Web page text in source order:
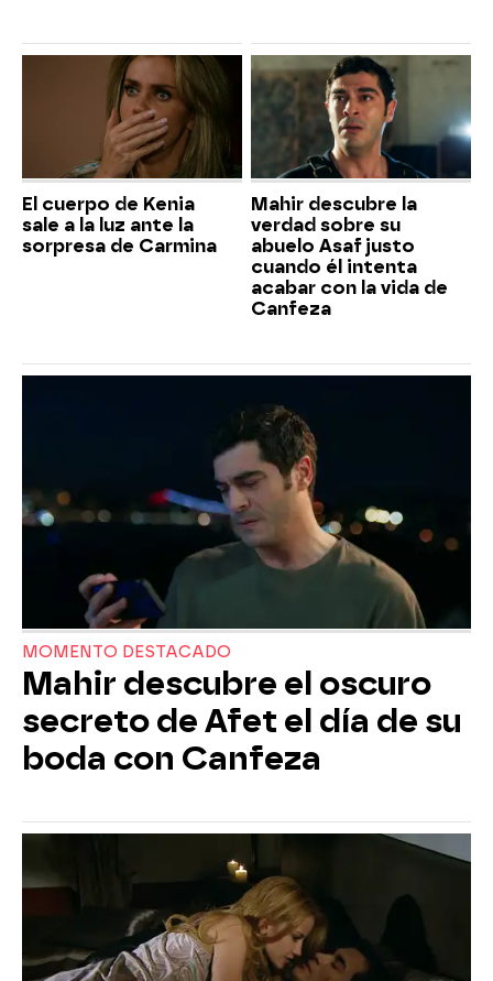
El cuerpo de Kenia
sale a la luz ante la
sorpresa de Carmina
Mahir descubre la
verdad sobre su
abuelo Asaf justo
cuando él intenta
acabar con la vida de
Canfeza
MOMENTO DESTACADO
Mahir descubre el oscuro
secreto de Afet el día de su
boda con Canfeza